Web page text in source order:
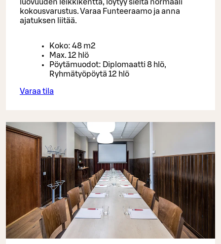
luovuuden leikkikenttä, löytyy sieltä normaali
kokousvarustus. Varaa Funteeraamo ja anna
ajatuksen liitää.
Koko: 48 m2
Max. 12 hlö
Pöytämuodot: Diplomaatti 8 hlö,
Ryhmätyöpöytä 12 hlö
Varaa tila